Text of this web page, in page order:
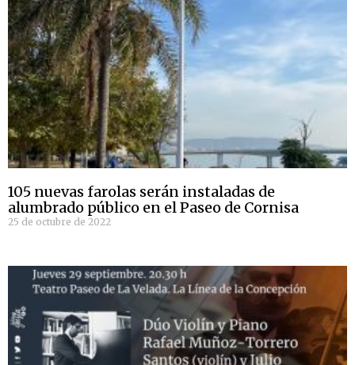
105 nuevas farolas serán instaladas de
alumbrado público en el Paseo de Cornisa
25 de octubre de 2022